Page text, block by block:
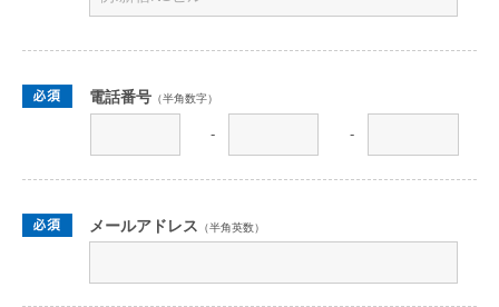
電話番号 （半角数字）
- -
メールアドレス （半角英数）